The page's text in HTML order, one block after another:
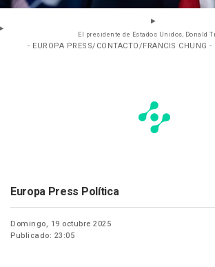
El presidente de Estados Unidos, Donald
- EUROPA PRESS/CONTACTO/FRANCIS CHUNG
Europa Press Política
Domingo, 19 octubre 2025
Publicado: 23:05